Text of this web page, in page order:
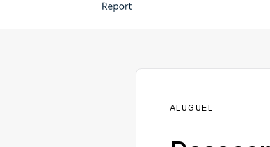
ALUGUEL